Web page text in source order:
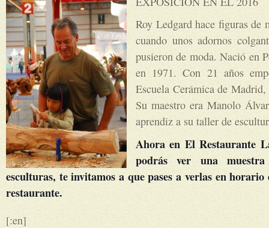
Roy Ledgard hace figuras de
cuando unos adornos
pusieron de moda. Nació en
en 1971. Con 21 años
Escuela Cerámica de
Su maestro era Manolo
aprendiz a su taller de
Ahora en El Restaurante
podrás ver una
esculturas, te invitamos a que pases a verlas en
restaurante.
[:en]